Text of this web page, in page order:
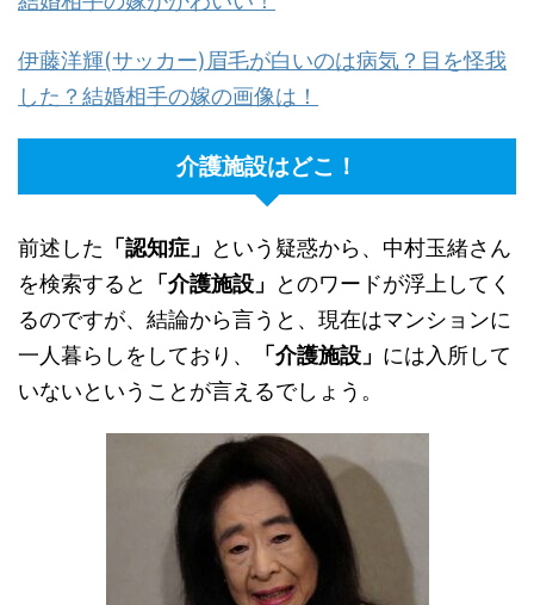
伊藤洋輝(サッカー)眉毛が白いのは病気？目を怪我
した？結婚相手の嫁の画像は！
介護施設はどこ！
前述した 「認知症」
という疑惑から、中村玉緒さん
を検索すると
「介護施設」
とのワードが浮上してく
るのですが、結論から言うと、現在はマンションに
一人暮らしをしており、
「介護施設」 には入所して
いないということが言えるでしょう。